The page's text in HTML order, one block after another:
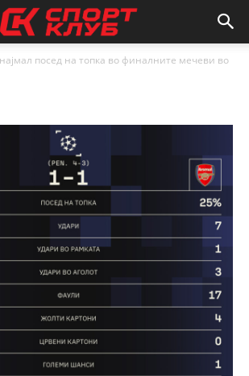
посед на топка во финалните мечеви во